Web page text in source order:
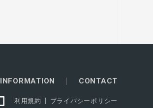
INFORMATION CONTACT
利用規約 プライバシーポリシー